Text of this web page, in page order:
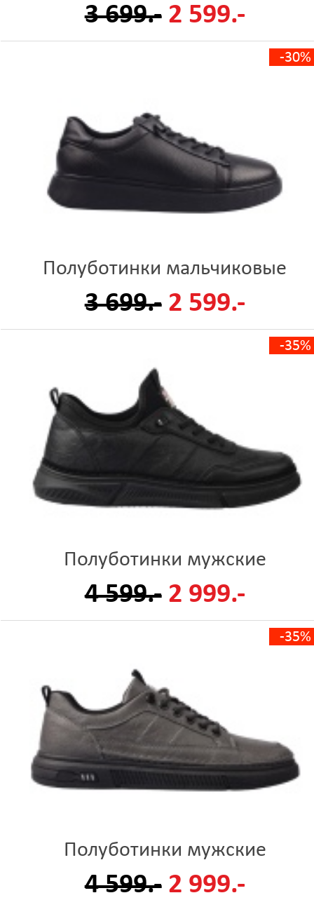
3 699.- 2 599.-
-30%
Полуботинки мальчиковые
3 699.- 2 599.-
-35%
Полуботинки мужские
4 599.- 2 999.-
-35%
Полуботинки мужские
4 599.- 2 999.-